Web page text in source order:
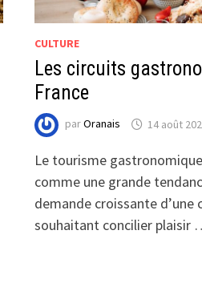
CULTURE
Les circuits
France
parOranais 14 août
Le tourisme
comme une grande
demande croissante
souhaitant concilier plaisir